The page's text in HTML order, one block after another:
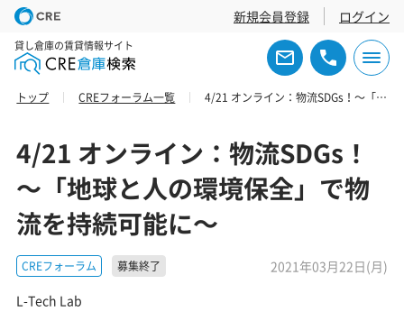
新規会員登録 ログイン
貸し倉庫の賃貸情報サイト
トップ CREフォーラム一覧 4/21 オンライン：物流SDGs！～「地球と人の環境保全」で物流を持続可能に～
4/21 オンライン：物流SDGs！
～「地球と人の環境保全」で物
流を持続可能に～
CREフォーラム 募集終了
2021年03月22日(月)
L-Tech Lab